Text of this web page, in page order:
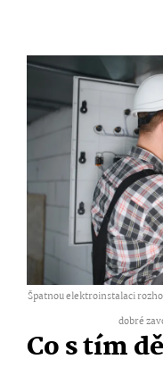
Špatnou elektroinstalaci
dobré
Co s tím